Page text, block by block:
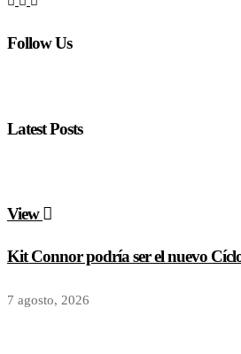
Follow Us
Latest Posts
View
Kit Connor podría ser el nuevo
7 agosto, 2026